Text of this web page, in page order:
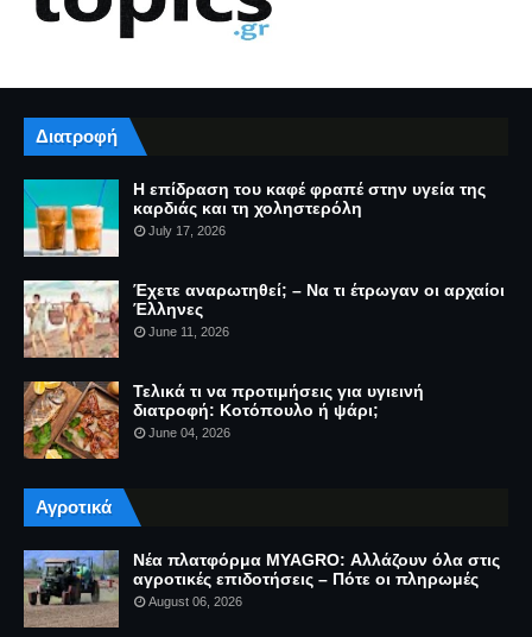
Διατροφή
Η επίδραση του καφέ φραπέ στην υγεία της
καρδιάς και τη χοληστερόλη
July 17, 2026
Έχετε αναρωτηθεί; – Να τι έτρωγαν οι αρχαίοι
Έλληνες
June 11, 2026
Τελικά τι να προτιμήσεις για υγιεινή
διατροφή: Κοτόπουλο ή ψάρι;
June 04, 2026
Αγροτικά
Νέα πλατφόρμα MYAGRO: Αλλάζουν όλα στις
αγροτικές επιδοτήσεις – Πότε οι πληρωμές
August 06, 2026